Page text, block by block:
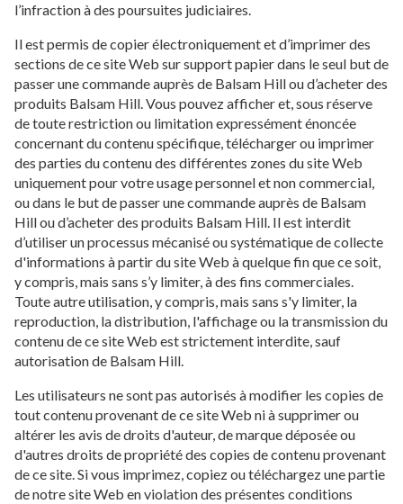
l’infraction à des poursuites judiciaires.
Il est permis de copier électroniquement et d’imprimer des
sections de ce site Web sur support papier dans le seul but de
passer une commande auprès de Balsam Hill ou d’acheter des
produits Balsam Hill. Vous pouvez afficher et, sous réserve
de toute restriction ou limitation expressément énoncée
concernant du contenu spécifique, télécharger ou imprimer
des parties du contenu des différentes zones du site Web
uniquement pour votre usage personnel et non commercial,
ou dans le but de passer une commande auprès de Balsam
Hill ou d’acheter des produits Balsam Hill. Il est interdit
d’utiliser un processus mécanisé ou systématique de collecte
d'informations à partir du site Web à quelque fin que ce soit,
y compris, mais sans s’y limiter, à des fins commerciales.
Toute autre utilisation, y compris, mais sans s'y limiter, la
reproduction, la distribution, l'affichage ou la transmission du
contenu de ce site Web est strictement interdite, sauf
autorisation de Balsam Hill.
Les utilisateurs ne sont pas autorisés à modifier les copies de
tout contenu provenant de ce site Web ni à supprimer ou
altérer les avis de droits d'auteur, de marque déposée ou
d'autres droits de propriété des copies de contenu provenant
de ce site. Si vous imprimez, copiez ou téléchargez une partie
de notre site Web en violation des présentes conditions